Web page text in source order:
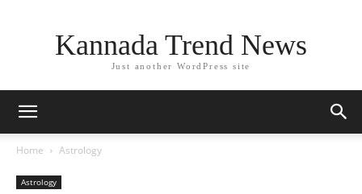
Kannada Trend News
Just another WordPress site
Home Astrology
Astrology